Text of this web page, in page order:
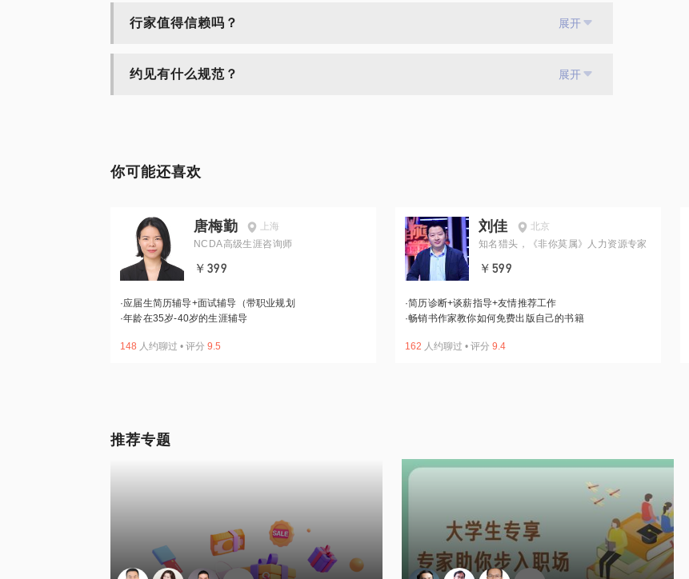
行家值得信赖吗？ 展开
约见有什么规范？ 展开
你可能还喜欢
唐梅勤
上海
NCDA高级生涯咨询师
￥399
·应届生简历辅导+面试辅导（带职业规划
·年龄在35岁-40岁的生涯辅导
148 人约聊过 • 评分 9.5
刘佳
北京
知名猎头，《非你莫属》人力资源专家
￥599
·简历诊断+谈薪指导+友情推荐工作
·畅销书作家教你如何免费出版自己的书籍
162 人约聊过 • 评分 9.4
推荐专题